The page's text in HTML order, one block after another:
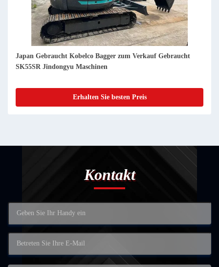
Japan Gebraucht Kobelco Bagger zum Verkauf Gebraucht
SK70SR Jindongyu Maschinen
Erhalten Sie besten Preis
Kontakt